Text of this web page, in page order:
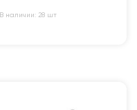
В наличии: 28 шт